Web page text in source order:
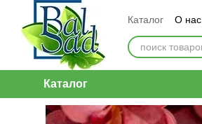
Перейти к основному контенту
Каталог О нас
Каталог